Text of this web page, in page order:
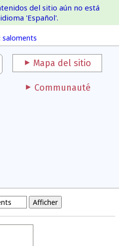
IOI
saloments
del sitio aún no está
'Español'.
Mapa del sitio
Communauté